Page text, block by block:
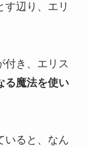
す辺り、エリ
付き、エリス
る魔法を使い
いると、なん